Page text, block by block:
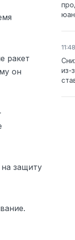
ракет
он
на защиту
11:48
из-